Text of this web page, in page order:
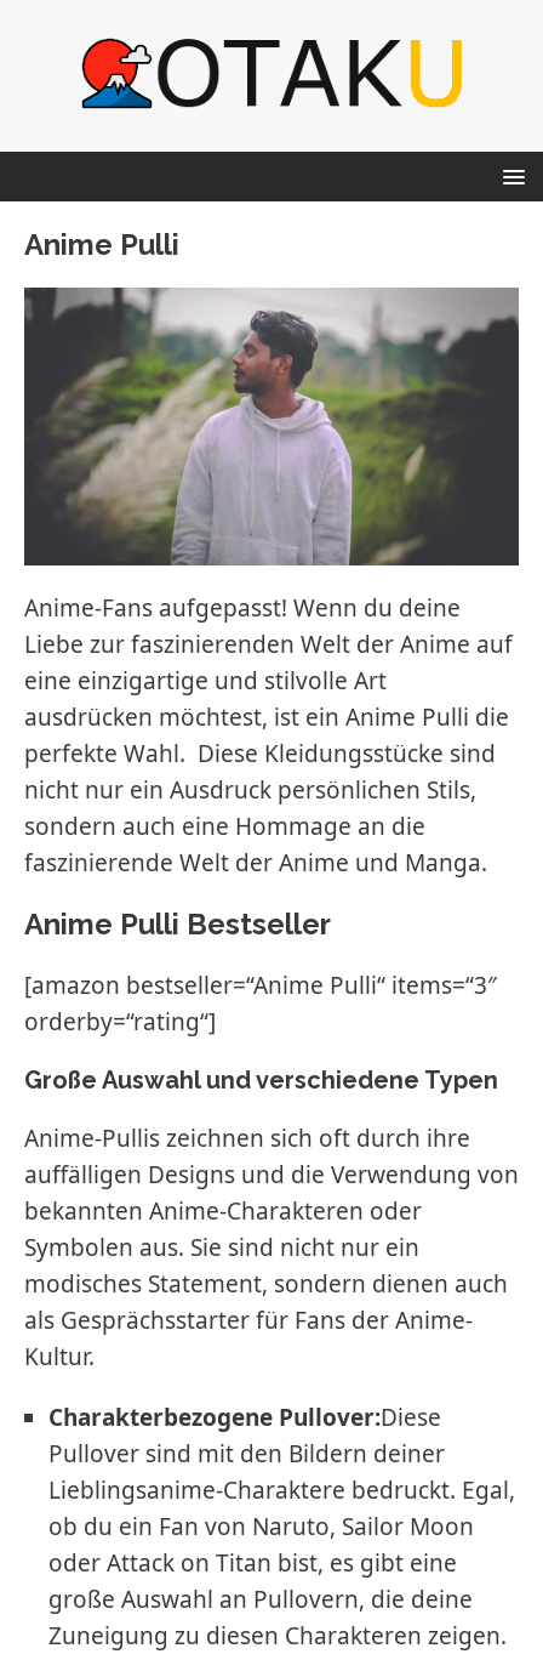
Anime Pulli
Anime-Fans aufgepasst! Wenn du deine
Liebe zur faszinierenden Welt der Anime auf
eine einzigartige und stilvolle Art
ausdrücken möchtest, ist ein Anime Pulli die
perfekte Wahl. Diese Kleidungsstücke sind
nicht nur ein Ausdruck persönlichen Stils,
sondern auch eine Hommage an die
faszinierende Welt der Anime und Manga.
Anime Pulli Bestseller
[amazon bestseller=“Anime Pulli“ items=“3″
orderby=“rating“]
Große Auswahl und verschiedene Typen
Anime-Pullis zeichnen sich oft durch ihre
auffälligen Designs und die Verwendung von
bekannten Anime-Charakteren oder
Symbolen aus. Sie sind nicht nur ein
modisches Statement, sondern dienen auch
als Gesprächsstarter für Fans der Anime-
Kultur.
Charakterbezogene Pullover:Diese
Pullover sind mit den Bildern deiner
Lieblingsanime-Charaktere bedruckt. Egal,
ob du ein Fan von Naruto, Sailor Moon
oder Attack on Titan bist, es gibt eine
große Auswahl an Pullovern, die deine
Zuneigung zu diesen Charakteren zeigen.